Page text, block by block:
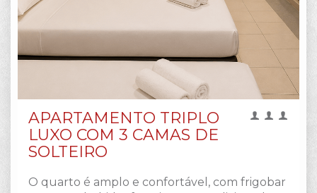
APARTAMENTO TRIPLO
LUXO COM 3 CAMAS DE
SOLTEIRO
O quarto é amplo e confortável, com frigobar